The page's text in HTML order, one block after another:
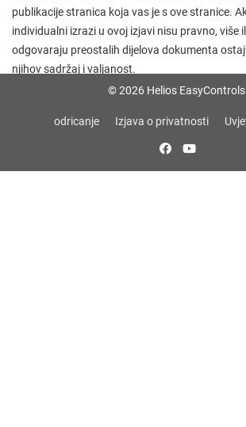
publikacije stranica koja vas je s ove stranice.
individualni izrazi u ovoj izjavi nisu pravno, više
odgovaraju preostalih dijelova dokumenta
njihov sadržaj i valjanost.
78056 VS-Schwenningen
© 2026 Helios EasyControls.
odricanje Izjava o privatnosti